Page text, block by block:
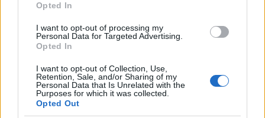
Opted In
I want to opt-out of processing my
Personal Data for Targeted Advertising.
Opted In
I want to opt-out of Collection, Use,
Retention, Sale, and/or Sharing of my
Personal Data that Is Unrelated with the
Purposes for which it was collected.
Opted Out
εξάμηνο, στα 4,3 δισ. ευρώ
EBITDA
Η συμφωνία Arval-Athlon αναδιαμορφώνει την αγορά leasing